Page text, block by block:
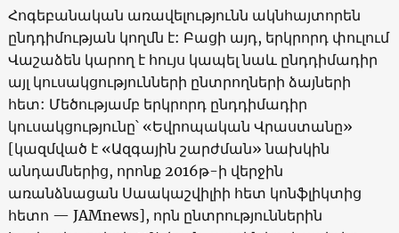
Հոգեբանական առավելությունն ակնհայտորեն
ընդդիմության կողմն է: Բացի այդ, երկրորդ փուլում
Վաշաձեն կարող է հույս կապել նաև ընդդիմադիր
այլ կուսակցությունների ընտրողների ձայների
հետ: Մեծությամբ երկրորդ ընդդիմադիր
կուսակցությունը՝ «Եվրոպական Վրաստանը»
[կազմված է «Ազգային շարժման»նախկին
անդամներից, որոնք 2016թ-ի վերջին
առանձնացան Սաակաշվիլիի հետ կոնֆլիկտից
հետո — JAMnews], որն ընտրություններին